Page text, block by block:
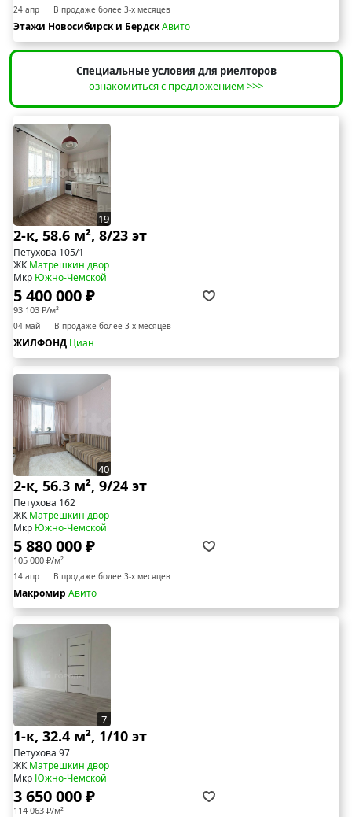
24 апр В продаже более 3-х месяцев
Этажи Новосибирск и БердскАвито
Специальные условия для риелторов
ознакомиться с предложением >>>
19
2-к, 58.6 м², 8/23 эт
Петухова 105/1
ЖКМатрешкин двор
Мкр Южно-Чемской
5 400 000 ₽
93 103 ₽/м²
04 май В продаже более 3-х месяцев
ЖИЛФОНД Циан
40
2-к, 56.3 м², 9/24 эт
Петухова 162
ЖКМатрешкин двор
Мкр Южно-Чемской
5 880 000 ₽
105 000 ₽/м²
14 апр В продаже более 3-х месяцев
Макромир Авито
7
1-к, 32.4 м², 1/10 эт
Петухова 97
ЖКМатрешкин двор
Мкр Южно-Чемской
3 650 000 ₽
114 063 ₽/м²